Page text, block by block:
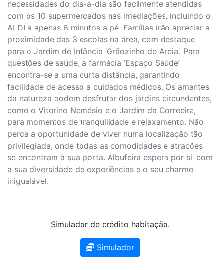
necessidades do dia-a-dia são facilmente atendidas
com os 10 supermercados nas imediações, incluindo o
ALDI a apenas 6 minutos a pé. Famílias irão apreciar a
proximidade das 3 escolas na área, com destaque
para o Jardim de Infância ’Grãozinho de Areia’. Para
questões de saúde, a farmácia ’Espaço Saúde’
encontra-se a uma curta distância, garantindo
facilidade de acesso a cuidados médicos. Os amantes
da natureza podem desfrutar dos jardins circundantes,
como o Vitorino Nemésio e o Jardim da Correeira,
para momentos de tranquilidade e relaxamento. Não
perca a oportunidade de viver numa localização tão
privilegiada, onde todas as comodidades e atrações
se encontram à sua porta. Albufeira espera por si, com
a sua diversidade de experiências e o seu charme
inigualável.
Simulador de crédito habitação.
Simulador